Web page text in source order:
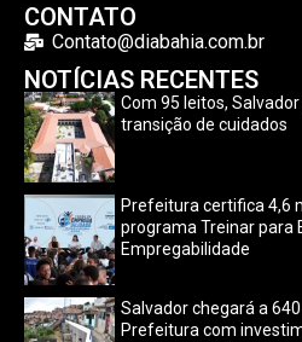
CONTATO
Contato@diabahia.com.br
NOTÍCIAS RECENTES
Com 95 leitos,
transição de cuidados
Prefeitura certifica 4,6
programa Treinar para
Empregabilidade
Salvador chegará a
Prefeitura com